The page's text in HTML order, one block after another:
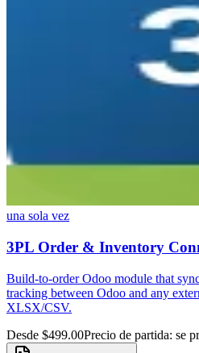
una sola vez
3PL Order & Inventory
Build-to-order Odoo module that
tracking between Odoo and any
XLSX/CSV.
Desde $499.00Precio de partida: se